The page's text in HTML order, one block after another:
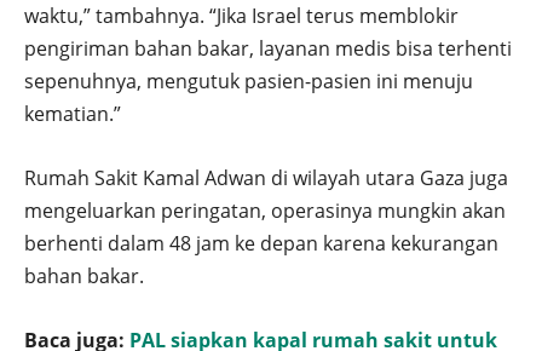
waktu,” tambahnya. “Jika Israel terus memblokir
pengiriman bahan bakar, layanan medis bisa terhenti
sepenuhnya, mengutuk pasien-pasien ini menuju
kematian.”
Rumah Sakit Kamal Adwan di wilayah utara Gaza juga
mengeluarkan peringatan, operasinya mungkin akan
berhenti dalam 48 jam ke depan karena kekurangan
bahan bakar.
Baca juga: PAL siapkan kapal rumah sakit untuk